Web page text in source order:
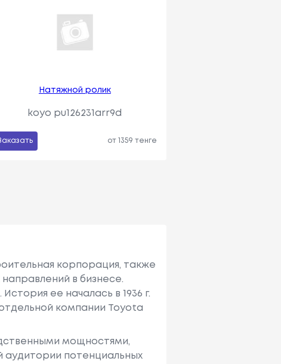
Натяжной ролик
koyo pu126231arr9d
от 1359 тенге
корпорация, также
в бизнесе.
ее началась в 1936 г.
компании Toyota
мощностями,
аудитории потенциальных